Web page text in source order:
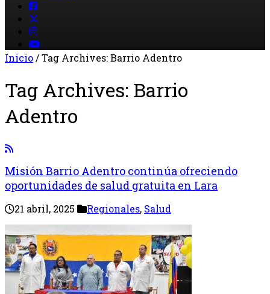
Inicio/Tag Archives: Barrio Adentro
Tag Archives: Barrio
Adentro
Misión Barrio Adentro continúa ofreciendo
oportunidades de salud gratuita en Lara
21 abril, 2025 Regionales, Salud